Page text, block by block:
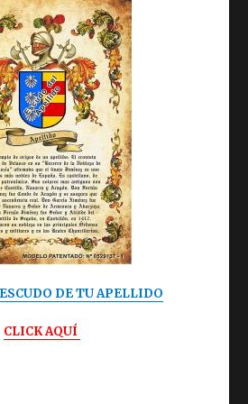
DE TU APELLIDO
CLICK AQUÍ